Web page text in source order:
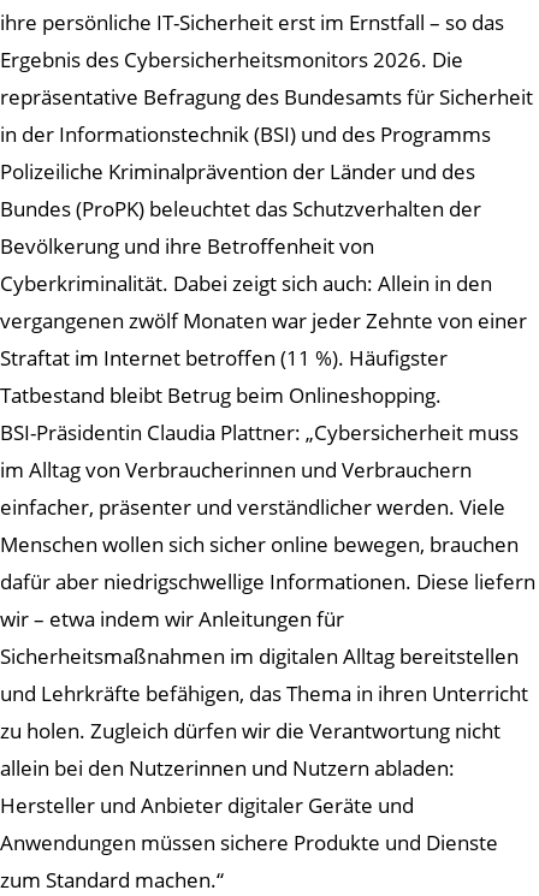
ihre persönliche IT-Sicherheit erst im Ernstfall – so das
Ergebnis des Cybersicherheitsmonitors 2026. Die
repräsentative Befragung des Bundesamts für Sicherheit
in der Informationstechnik (BSI) und des Programms
Polizeiliche Kriminalprävention der Länder und des
Bundes (ProPK) beleuchtet das Schutzverhalten der
Bevölkerung und ihre Betroffenheit von
Cyberkriminalität. Dabei zeigt sich auch: Allein in den
vergangenen zwölf Monaten war jeder Zehnte von einer
Straftat im Internet betroffen (11 %). Häufigster
Tatbestand bleibt Betrug beim Onlineshopping.
BSI-Präsidentin Claudia Plattner: „Cybersicherheit muss
im Alltag von Verbraucherinnen und Verbrauchern
einfacher, präsenter und verständlicher werden. Viele
Menschen wollen sich sicher online bewegen, brauchen
dafür aber niedrigschwellige Informationen. Diese liefern
wir – etwa indem wir Anleitungen für
Sicherheitsmaßnahmen im digitalen Alltag bereitstellen
und Lehrkräfte befähigen, das Thema in ihren Unterricht
zu holen. Zugleich dürfen wir die Verantwortung nicht
allein bei den Nutzerinnen und Nutzern abladen:
Hersteller und Anbieter digitaler Geräte und
Anwendungen müssen sichere Produkte und Dienste
zum Standard machen.“